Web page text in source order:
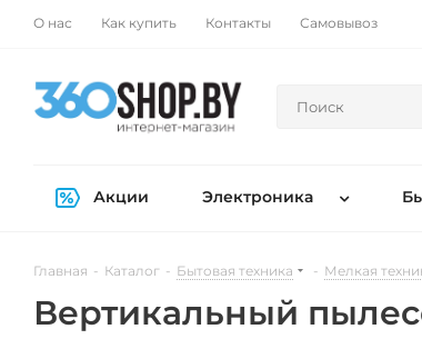
О нас Как купить Контакты Самовывоз
Акции Электроника
Главная - Каталог - Бытовая техника - Мелкая
Вертикальный